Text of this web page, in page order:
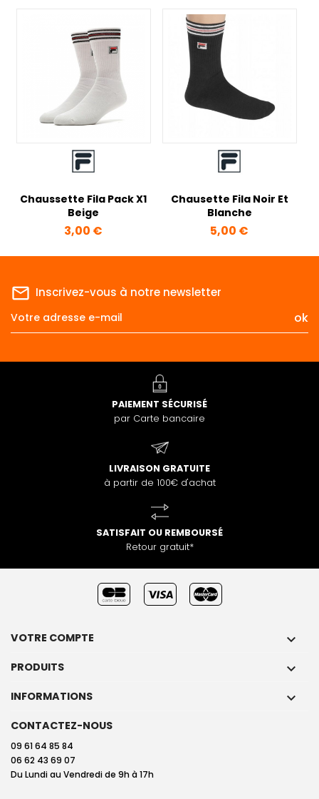
Chaussette Fila Pack X1
Beige
Prix
3,00 €
Chausette Fila Noir Et
Blanche
Prix
5,00 €
mail_outline Inscrivez-vous à notre newsletter
PAIEMENT SÉCURISÉ
par Carte bancaire
LIVRAISON GRATUITE
à partir de 100€ d'achat
SATISFAIT OU REMBOURSÉ
Retour gratuit*
VOTRE COMPTE 
PRODUITS 
INFORMATIONS 
CONTACTEZ-NOUS
09 61 64 85 84
06 62 43 69 07
Du Lundi au Vendredi de 9h à 17h